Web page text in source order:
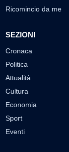
Ricomincio da me
SEZIONI
Cronaca
Politica
Attualità
Cultura
Economia
Sport
Eventi